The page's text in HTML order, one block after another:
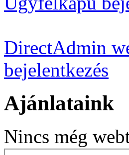
DirectAdmin
bejelentkezés
Ajánlataink
Nincs még